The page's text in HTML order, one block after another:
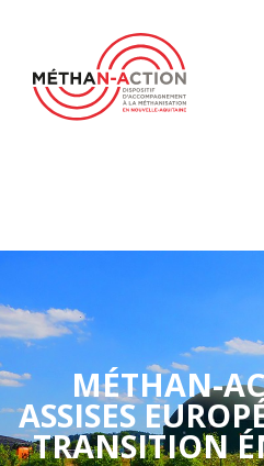
MÉTHAN-
ASSISES
TRANSITION